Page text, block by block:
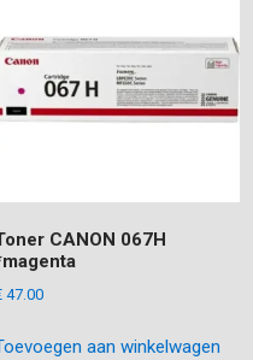
CANON 067H
47.00
aan winkelwagen